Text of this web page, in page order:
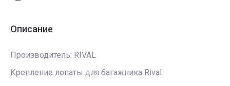
Описание
Производитель: RIVAL
Крепление лопаты для багажника Rival